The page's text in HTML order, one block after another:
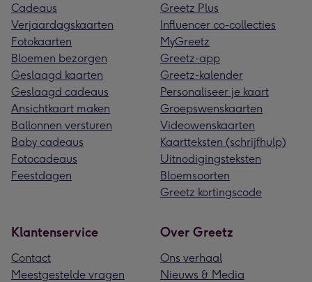
Cadeaus
Verjaardagskaarten
Fotokaarten
Bloemen bezorgen
Geslaagd kaarten
Geslaagd cadeaus
Ansichtkaart maken
Ballonnen versturen
Baby cadeaus
Fotocadeaus
Feestdagen
Greetz Plus
Influencer co-collecties
MyGreetz
Greetz-app
Greetz-kalender
Personaliseer je kaart
Groepswenskaarten
Videowenskaarten
Kaartteksten (schrijfhulp)
Uitnodigingsteksten
Bloemsoorten
Greetz kortingscode
Klantenservice
Contact
Meestgestelde vragen
Over Greetz
Ons verhaal
Nieuws & Media